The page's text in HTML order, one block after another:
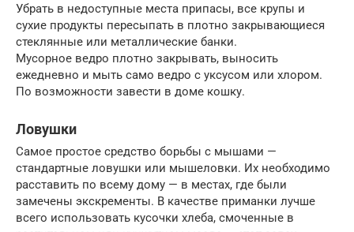
Убрать в недоступные места припасы, все крупы и
сухие продукты пересыпать в плотно закрывающиеся
стеклянные или металлические банки.
Мусорное ведро плотно закрывать, выносить
ежедневно и мыть само ведро с уксусом или хлором.
По возможности завести в доме кошку.
Ловушки
Самое простое средство борьбы с мышами —
стандартные ловушки или мышеловки. Их необходимо
расставить по всему дому — в местах, где были
замечены экскременты. В качестве приманки лучше
всего использовать кусочки хлеба, смоченные в